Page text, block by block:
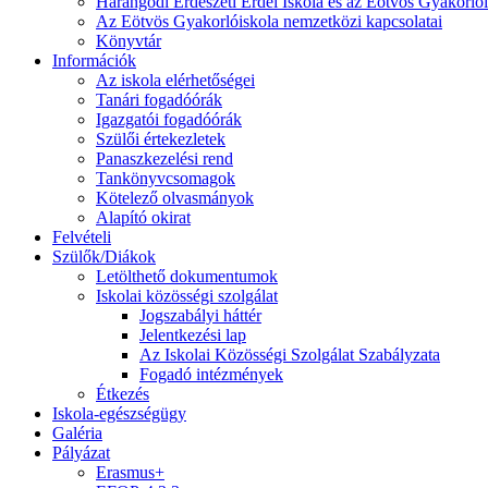
Az Eötvös Gyakorlóiskola nemzetközi kapcsolatai
Könyvtár
Információk
Az iskola elérhetőségei
Tanári fogadóórák
Igazgatói fogadóórák
Szülői értekezletek
Panaszkezelési rend
Tankönyvcsomagok
Kötelező olvasmányok
Alapító okirat
Felvételi
Szülők/Diákok
Letölthető dokumentumok
Iskolai közösségi szolgálat
Jogszabályi háttér
Jelentkezési lap
Az Iskolai Közösségi Szolgálat Szabályzata
Fogadó intézmények
Étkezés
Iskola-egészségügy
Galéria
Pályázat
Erasmus+